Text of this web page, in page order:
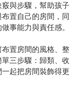
與步驟，幫助孩子
置自己的房間，同
事能力與責任感。
置房間的風格、整
三步驟：歸類、收
起把房間裝飾得更